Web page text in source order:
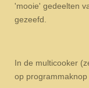
'mooie' gedeelten
gezeefd.
In de multicooker
op programmaknop